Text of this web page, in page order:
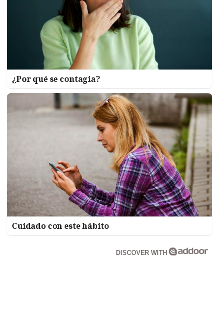
¿Por qué se contagia?
Cuidado con este hábito
DISCOVER WITH